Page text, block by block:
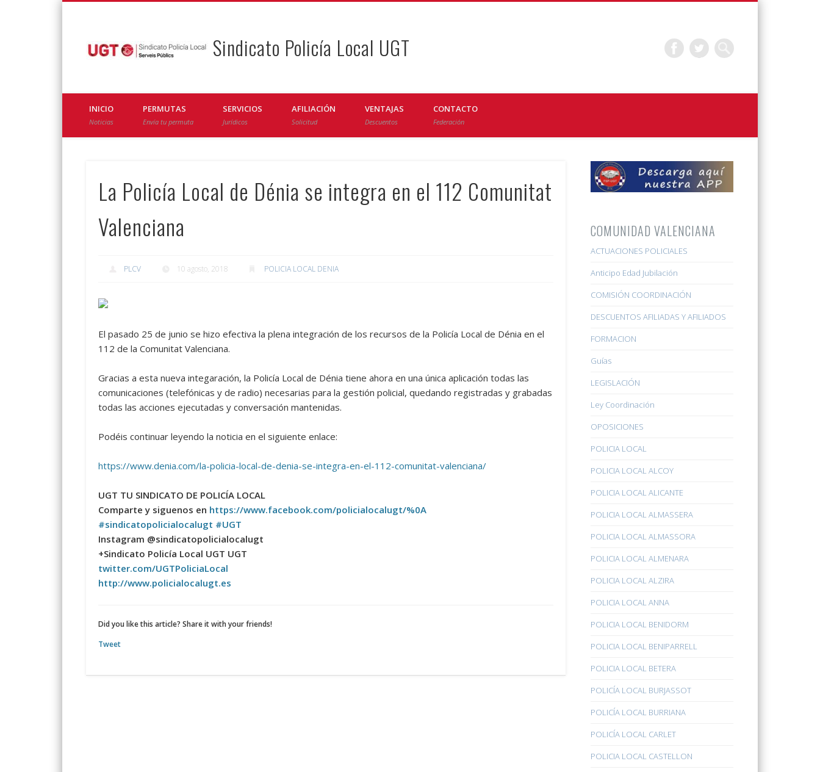
Sindicato Policía Local UGT
FacebookTwitter
INICIO
Noticias
PERMUTAS
Envía tu permuta
SERVICIOS
Jurídicos
AFILIACIÓN
Solicitud
VENTAJAS
Descuentos
CONTACTO
Federación
La Policía Local de Dénia se integra en el 112 Comunitat
Valenciana
PLCV 10 agosto, 2018 POLICIA LOCAL DENIA
El pasado 25 de junio se hizo efectiva la plena integración de los recursos de la Policía Local de Dénia en el
112 de la Comunitat Valenciana.
Gracias a esta nueva integaración, la Policía Local de Dénia tiene ahora en una única aplicación todas las
comunicaciones (telefónicas y de radio) necesarias para la gestión policial, quedando registradas y grabadas
todas las acciones ejecutadas y conversación mantenidas.
Podéis continuar leyendo la noticia en el siguiente enlace:
https://www.denia.com/la-policia-local-de-denia-se-integra-en-el-112-comunitat-valenciana/
UGT TU SINDICATO DE POLICÍA LOCAL
Comparte y siguenos en https://www.facebook.com/policialocalugt/%0A
#sindicatopolicialocalugt #UGT
Instagram @sindicatopolicialocalugt
+Sindicato Policía Local UGT UGT
twitter.com/UGTPoliciaLocal
http://www.policialocalugt.es
Did you like this article? Share it with your friends!
Tweet
COMUNIDAD VALENCIANA
ACTUACIONES POLICIALES
Anticipo Edad Jubilación
COMISIÓN COORDINACIÓN
DESCUENTOS AFILIADAS Y AFILIADOS
FORMACION
Guías
LEGISLACIÓN
Ley Coordinación
OPOSICIONES
POLICIA LOCAL
POLICIA LOCAL ALCOY
POLICIA LOCAL ALICANTE
POLICIA LOCAL ALMASSERA
POLICIA LOCAL ALMASSORA
POLICIA LOCAL ALMENARA
POLICIA LOCAL ALZIRA
POLICIA LOCAL ANNA
POLICIA LOCAL BENIDORM
POLICIA LOCAL BENIPARRELL
POLICIA LOCAL BETERA
POLICÍA LOCAL BURJASSOT
POLICÍA LOCAL BURRIANA
POLICÍA LOCAL CARLET
POLICIA LOCAL CASTELLON